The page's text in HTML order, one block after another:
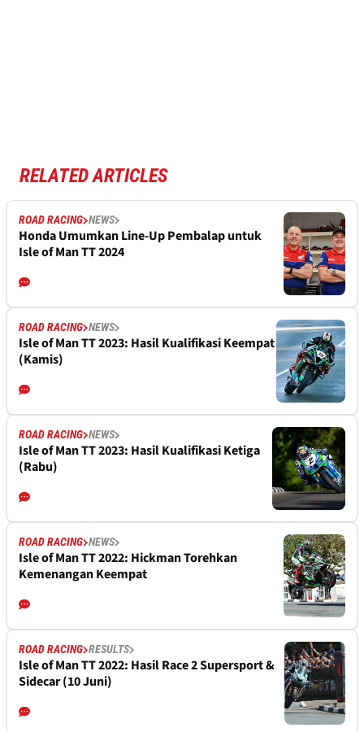
RELATED ARTICLES
ROAD RACING NEWS
Honda Umumkan Line-Up Pembalap untuk
Isle of Man TT 2024
ROAD RACING NEWS
Isle of Man TT 2023: Hasil Kualifikasi Keempat
(Kamis)
ROAD RACING NEWS
Isle of Man TT 2023: Hasil Kualifikasi Ketiga
(Rabu)
ROAD RACING NEWS
Isle of Man TT 2022: Hickman Torehkan
Kemenangan Keempat
ROAD RACING RESULTS
Isle of Man TT 2022: Hasil Race 2 Supersport &
Sidecar (10 Juni)